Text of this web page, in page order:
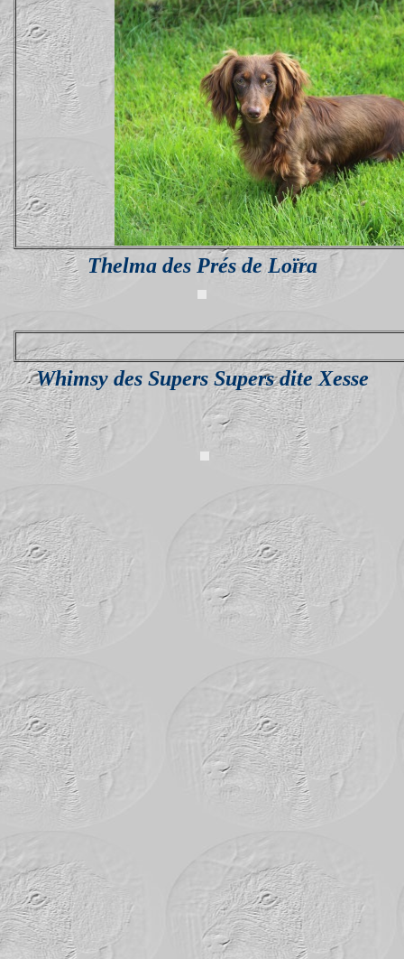
Thelma des Prés de Loïra
Whimsy des Supers Supers dite Xesse